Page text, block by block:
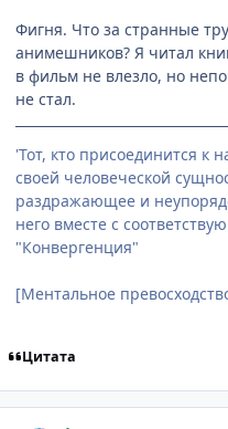
Фигня. Что за странные
анимешников? Я читал
в фильм не влезло, но
не стал.
'Тот, кто присоединится к
своей человеческой
раздражающее и
него вместе с
"Конвергенция"
[Ментальное
Цитата